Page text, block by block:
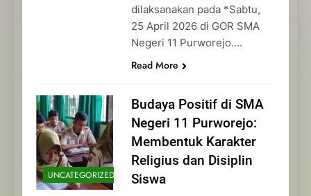
dilaksanakan pada *Sabtu,
25 April 2026 di GOR SMA
Negeri 11 Purworejo….
Read More
UNCATEGORIZED
Budaya Positif di SMA
Negeri 11 Purworejo:
Membentuk Karakter
Religius dan Disiplin
Siswa